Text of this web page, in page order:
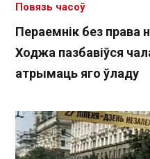
Пераемнік без права
Ходжа пазбавіўся
атрымаць яго ўладу
Повязь часоў